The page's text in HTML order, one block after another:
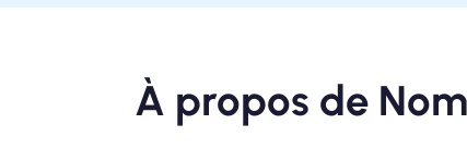
À propos de